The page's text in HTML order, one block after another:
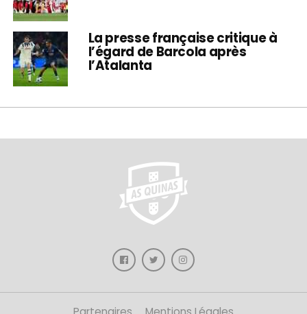
La presse française critique à
l’égard de Barcola après
l’Atalanta